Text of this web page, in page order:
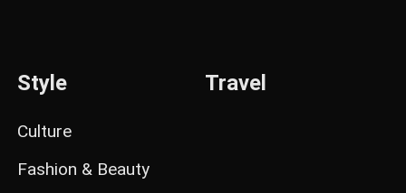
Style
Culture
Fashion & Beauty
Travel